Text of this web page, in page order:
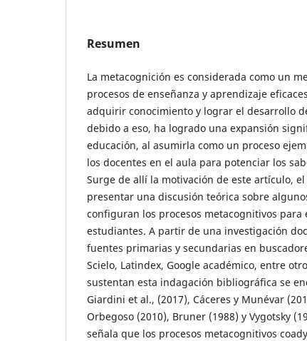
Resumen
La metacognición es considerada como un
procesos de enseñanza y aprendizaje
adquirir conocimiento y lograr el desarrollo
debido a eso, ha logrado una expansión
educación, al asumirla como un proceso
los docentes en el aula para potenciar los
Surge de allí la motivación de este artículo,
presentar una discusión teórica sobre
configuran los procesos metacognitivos para
estudiantes. A partir de una investigación
fuentes primarias y secundarias en
Scielo, Latindex, Google académico, entre
sustentan esta indagación bibliográfica se
Giardini et al., (2017), Cáceres y Munévar
Orbegoso (2010), Bruner (1988) y Vygotsky
señala que los procesos metacognitivos